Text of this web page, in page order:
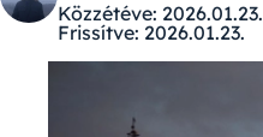
Közzétéve: 2026.01.23.
Frissítve: 2026.01.23.